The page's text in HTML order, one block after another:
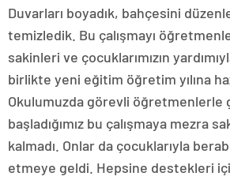
Duvarları boyadık, bahçesini
temizledik. Bu çalışmayı
sakinleri ve çocuklarımızın
birlikte yeni eğitim öğretim yılına
Okulumuzda görevli öğretmenlerle
başladığımız bu çalışmaya mezra
kalmadı. Onlar da çocuklarıyla
etmeye geldi. Hepsine destekleri